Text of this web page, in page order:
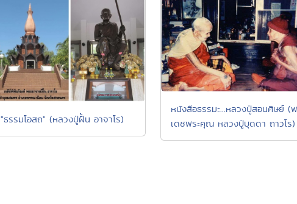
"ธรรมโอสถ" (หลวงปู่ฝั้น อาจาโร)
หนังสือธรรมะ...หลวงปู่สอนศิษย์ (
เดชพระคุณ หลวงปู่บุดดา ถาวโร)